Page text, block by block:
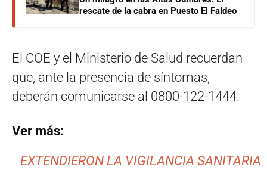
rescate de la cabra en Puesto El Faldeo
El COE y el Ministerio de Salud recuerdan
que, ante la presencia de síntomas,
deberán comunicarse al 0800-122-1444.
Ver más:
EXTENDIERON LA VIGILANCIA SANITARIA